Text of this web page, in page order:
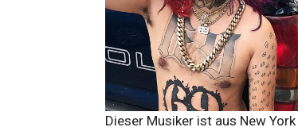
Dieser Musiker ist aus New